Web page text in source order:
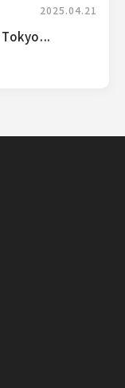
2025.04.21